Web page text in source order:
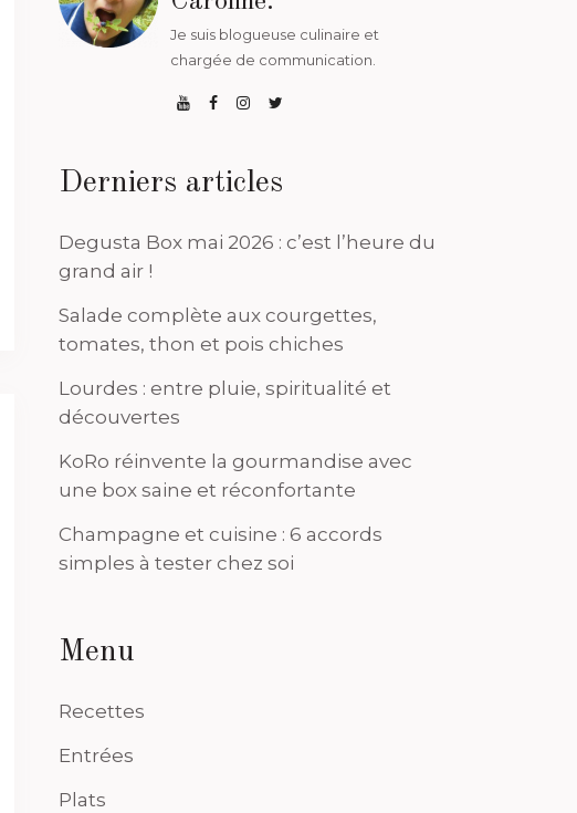
Je suis blogueuse culinaire et
chargée de communication.
Derniers articles
Degusta Box mai 2026 : c’est l’heure du
grand air !
Salade complète aux courgettes,
tomates, thon et pois chiches
Lourdes : entre pluie, spiritualité et
découvertes
KoRo réinvente la gourmandise avec
une box saine et réconfortante
Champagne et cuisine : 6 accords
simples à tester chez soi
Menu
Recettes
Entrées
Plats